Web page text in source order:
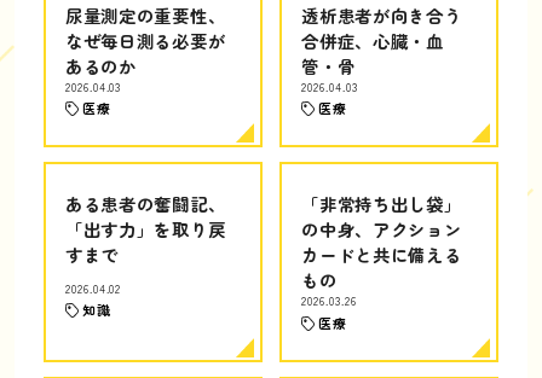
尿量測定の重要性、
なぜ毎日測る必要が
あるのか
2026.04.03
医療
透析患者が向き合う
合併症、心臓・血
管・骨
2026.04.03
医療
ある患者の奮闘記、
「出す力」を取り戻
すまで
2026.04.02
知識
「非常持ち出し袋」
の中身、アクション
カードと共に備える
もの
2026.03.26
医療